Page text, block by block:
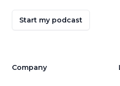
Start my podcast
Company